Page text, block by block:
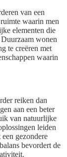
van een
waarin men
elementen die
wonen
te creëren met
waarin
reiken dan
aan een beter
van natuurlijke
leiden
gezondere
bevordert de